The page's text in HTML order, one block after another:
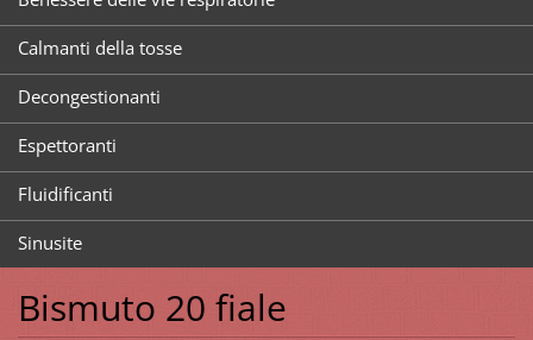
Calmanti della tosse
Decongestionanti
Espettoranti
Fluidificanti
Sinusite
Bismuto 20 fiale